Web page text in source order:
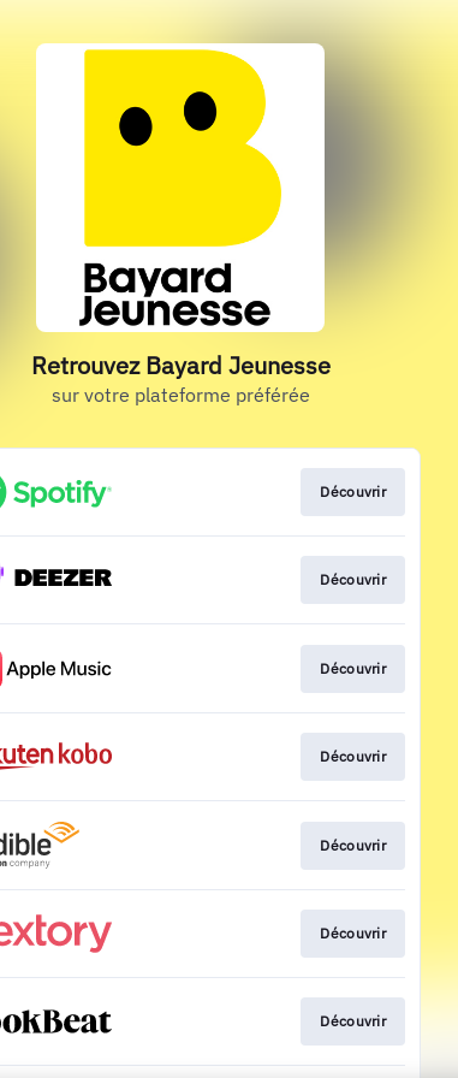
Retrouvez Bayard Jeunesse
sur votre plateforme préférée
Découvrir
Découvrir
Découvrir
Découvrir
Découvrir
Découvrir
Découvrir